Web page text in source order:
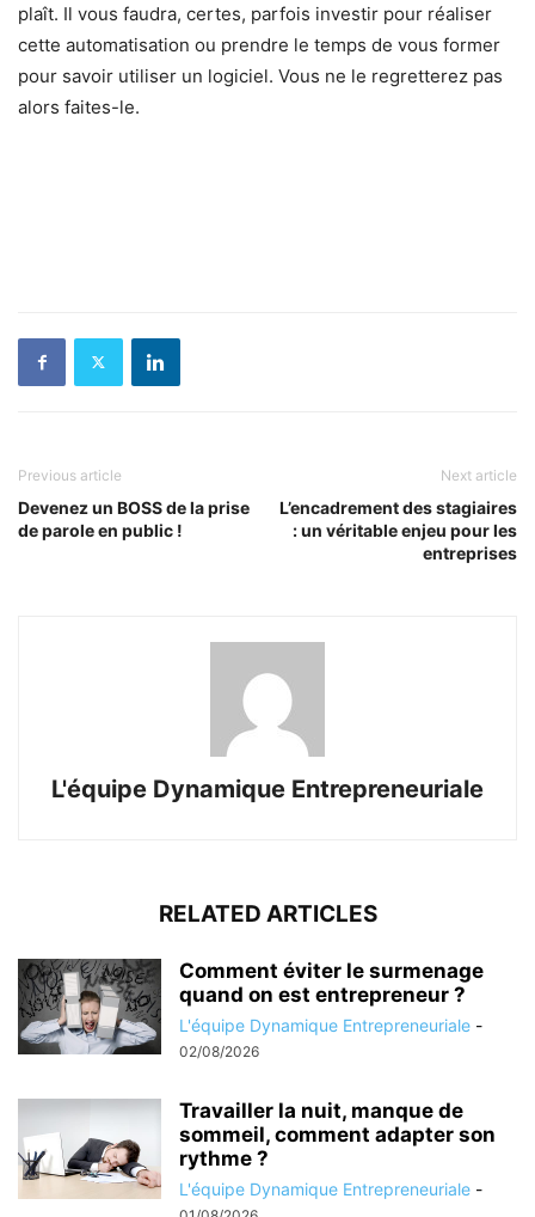
plaît. Il vous faudra, certes, parfois investir pour réaliser
cette automatisation ou prendre le temps de vous former
pour savoir utiliser un logiciel. Vous ne le regretterez pas
alors faites-le.
Previous article
Devenez un BOSS de la prise
de parole en public !
Next article
L’encadrement des stagiaires
: un véritable enjeu pour les
entreprises
L'équipe Dynamique Entrepreneuriale
RELATED ARTICLES
Comment éviter le surmenage
quand on est entrepreneur ?
L'équipe Dynamique Entrepreneuriale -
02/08/2026
Travailler la nuit, manque de
sommeil, comment adapter son
rythme ?
L'équipe Dynamique Entrepreneuriale -